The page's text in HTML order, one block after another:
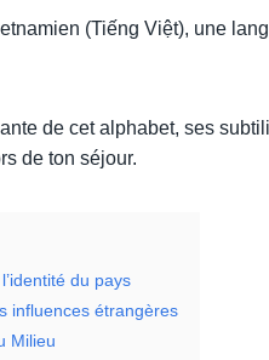
(Tiếng Việt), une
de cet alphabet, ses
de ton séjour.
du pays
influences étrangères
Milieu